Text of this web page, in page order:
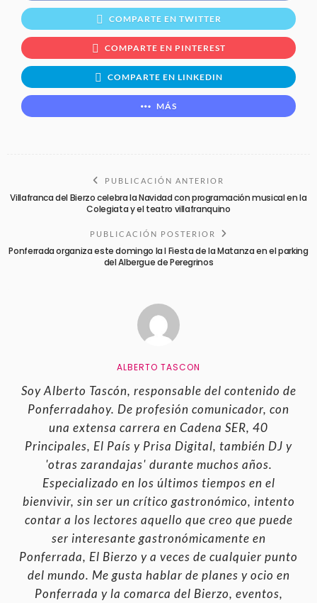
COMPARTE EN TWITTER
COMPARTE EN PINTEREST
COMPARTE EN LINKEDIN
MÁS
PUBLICACIÓN ANTERIOR
Villafranca del Bierzo celebra la Navidad con programación musical en la
Colegiata y el teatro villafranquino
PUBLICACIÓN POSTERIOR
Ponferrada organiza este domingo la I Fiesta de la Matanza en el parking
del Albergue de Peregrinos
ALBERTO TASCON
Soy Alberto Tascón, responsable del contenido de
Ponferradahoy. De profesión comunicador, con
una extensa carrera en Cadena SER, 40
Principales, El País y Prisa Digital, también DJ y
'otras zarandajas' durante muchos años.
Especializado en los últimos tiempos en el
bienvivir, sin ser un crítico gastronómico, intento
contar a los lectores aquello que creo que puede
ser interesante gastronómicamente en
Ponferrada, El Bierzo y a veces de cualquier punto
del mundo. Me gusta hablar de planes y ocio en
Ponferrada y la comarca del Bierzo, eventos,